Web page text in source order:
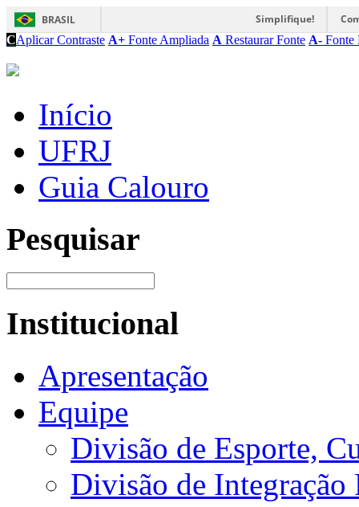
BRASIL Simplifique!
CAplicar Contraste A+ Fonte Ampliada A Restaurar Fonte A- Fonte
Início
UFRJ
Guia Calouro
Pesquisar
Institucional
Apresentação
Equipe
Divisão de Esporte,
Divisão de Integração